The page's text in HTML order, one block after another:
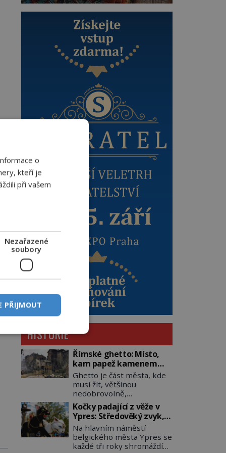
HISTORIE
Římské ghetto: Místo,
kam papež kamenem
dohodil
Ghetto je část města, kde
musí žít, většinou
nedobrovolně,
náboženská, rasová nebo
národnostní menšina
obyvatel. Bohaté
historické zkušenosti mají
s takovým životem Židé. Už
od středověku jsou totiž v
Kočky padající z věže v
Ypres: Středověký zvyk,
který dodnes budí
rozpaky
Na hlavním náměstí
belgického města Ypres se
každé tři roky shromáždí
o
kteří je
při vašem
Nezařazené
soubory
PŘIJMOUT